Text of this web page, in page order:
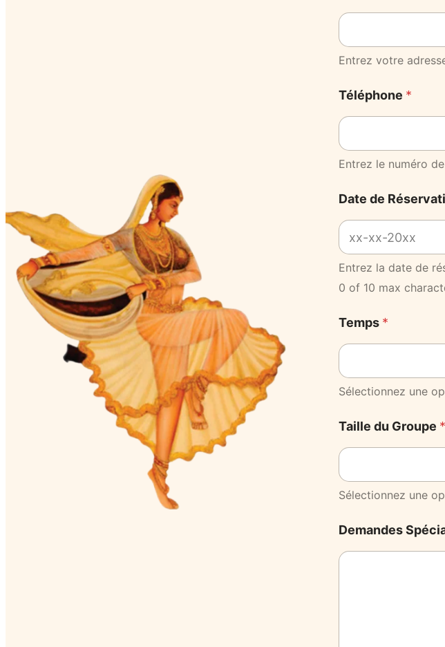
Entrez votre
Téléphone *
Entrez le numéro
Date de
Entrez la date de
0 of 10 max
Temps *
Sélectionnez une
Taille du Groupe *
Sélectionnez une
Demandes